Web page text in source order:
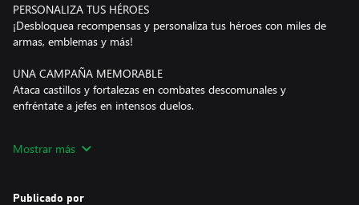
PERSONALIZA TUS HÉROES
¡Desbloquea recompensas y personaliza tus héroes con miles de
armas, emblemas y más!
UNA CAMPAÑA MEMORABLE
Ataca castillos y fortalezas en combates descomunales y
enfréntate a jefes en intensos duelos.
¡Elige la Ultimate Edition, con 12 héroes adicionales para disfrutar
Mostrar más
Publicado por